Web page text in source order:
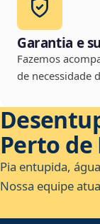
Garantia e
Fazemos
de necessidade
Perto de
Pia entupida,
Nossa equipe